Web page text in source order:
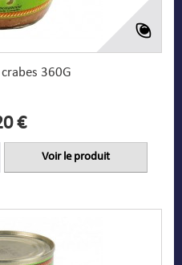
360G
€
Voir le produit